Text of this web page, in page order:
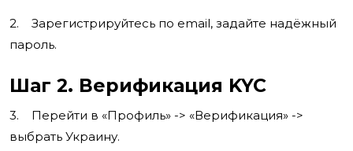
2. Зарегистрируйтесь по email, задайте надёжный
пароль.
Шаг 2. Верификация KYC
3. Перейти в «Профиль» -> «Верификация» ->
выбрать Украину.